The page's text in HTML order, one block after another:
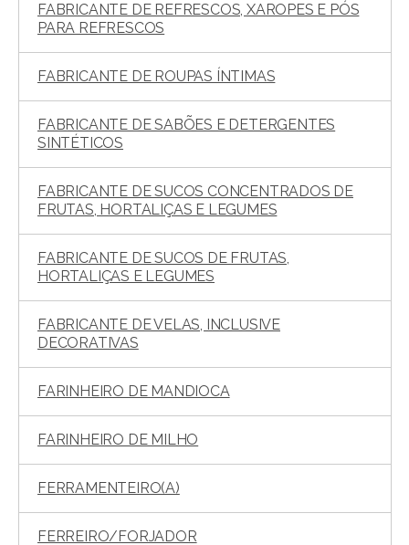
FABRICANTE DE REFRESCOS, XAROPES E PÓS
PARA REFRESCOS
FABRICANTE DE ROUPAS ÍNTIMAS
FABRICANTE DE SABÕES E DETERGENTES
SINTÉTICOS
FABRICANTE DE SUCOS CONCENTRADOS DE
FRUTAS, HORTALIÇAS E LEGUMES
FABRICANTE DE SUCOS DE FRUTAS,
HORTALIÇAS E LEGUMES
FABRICANTE DE VELAS, INCLUSIVE
DECORATIVAS
FARINHEIRO DE MANDIOCA
FARINHEIRO DE MILHO
FERRAMENTEIRO(A)
FERREIRO/FORJADOR